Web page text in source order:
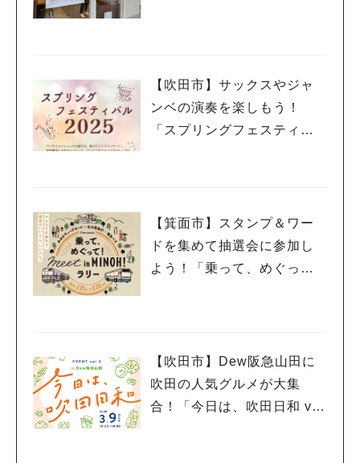
【吹田市】サックスやジャ
ンベの演奏を楽しもう！
「スプリングフェスティバ
【箕面市】スタンプ＆ワー
ドを集めて抽選会に参加し
よう！「乗って、めぐっ
【吹田市】Dew阪急山田に
吹田の人気グルメが大集
合！「今日は、吹田日和 vo